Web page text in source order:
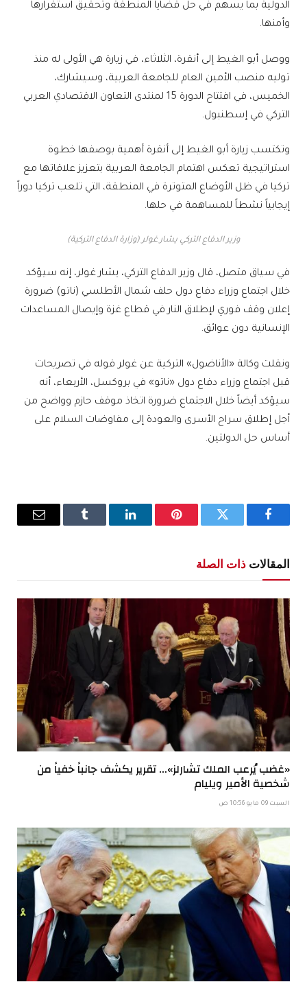
الدولية بما يسهم في حل قضايا المنطقة وتحقيق استقرارها
وأمنها.
ووصل أبو الغيط إلى أنقرة، الثلاثاء، في زيارة هي الأولى له منذ
توليه منصب الأمين العام للجامعة العربية، وسيشارك،
الخميس، في افتتاح الدورة 15 لمنتدى التعاون الاقتصادي العربي
التركي في إسطنبول.
وتكتسب زيارة أبو الغيط إلى أنقرة أهمية بوصفها خطوة
استراتيجية تعكس اهتمام الجامعة العربية بتعزيز علاقاتها مع
تركيا في ظل الأوضاع المتوترة في المنطقة، التي تلعب تركيا دوراً
إيجابياً نشطاً للمساهمة في حلها.
وزير الدفاع التركي يشار غولر (وزارة الدفاع التركية)
في سياق متصل، قال وزير الدفاع التركي، يشار غولر، إنه سيؤكد
خلال اجتماع وزراء دفاع دول حلف شمال الأطلسي (ناتو) ضرورة
إعلان وقف فوري لإطلاق النار في قطاع غزة وإيصال المساعدات
الإنسانية دون عوائق.
ونقلت وكالة «الأناضول» التركية عن غولر قوله في تصريحات
قبل اجتماع وزراء دفاع دول «ناتو» في بروكسل، الأربعاء، أنه
سيؤكد أيضاً خلال الاجتماع ضرورة اتخاذ موقف حازم وواضح من
أجل إطلاق سراح الأسرى والعودة إلى مفاوضات السلام على
أساس حل الدولتين.
فيسبوك تويتر بينتيريستلينكدإن Tumblr
البريد
المقالات ذات الصلة
«غضب يُرعب الملك تشارلز»… تقرير يكشف جانباً خفياً من
شخصية الأمير ويليام
السبت 09 مايو 10:56 ص